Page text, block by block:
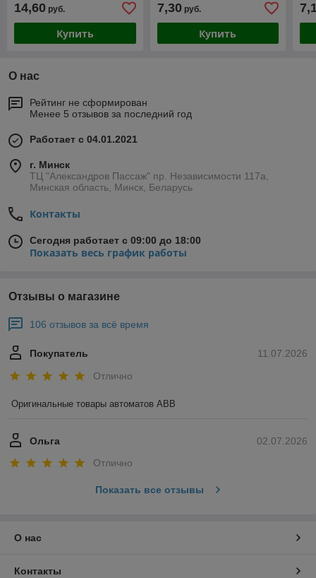
14,60 руб.
Купить
7,30руб.
Купить
О нас
Рейтинг не сформирован
Менее 5 отзывов за последний год
Работает с 04.01.2021
г. Минск
ТЦ "Александров Пассаж" пр. Независимости 117а,
Минская область, Минск, Беларусь
Контакты
Сегодня работает с 09:00 до 18:00
Показать весь график работы
Отзывы о магазине
106 отзывов за всё время
11.07.2026
Покупатель
Отлично
Оригинальные товары автоматов ABB
02.07.2026
Ольга
Отлично
Показать все отзывы
О нас
Контакты